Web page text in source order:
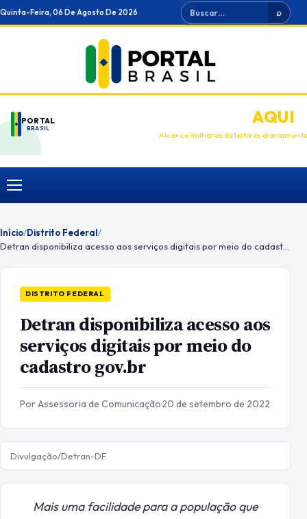
Ir
para
Quinta-Feira, 06 De Agosto De 2026 Buscar ⌕
PORTAL
BRASIL
ANUNCIEAQUI
Alcance milhares de leitores diariamente
Menu
Início/Distrito Federal/
DISTRITO FEDERAL
Detran disponibiliza acesso aos
serviços digitais por meio do
cadastro gov.br
Por Assessoria de Comunicação·20 de setembro de 2022
Divulgação/Detran-DF
Mais uma facilidade para a população que